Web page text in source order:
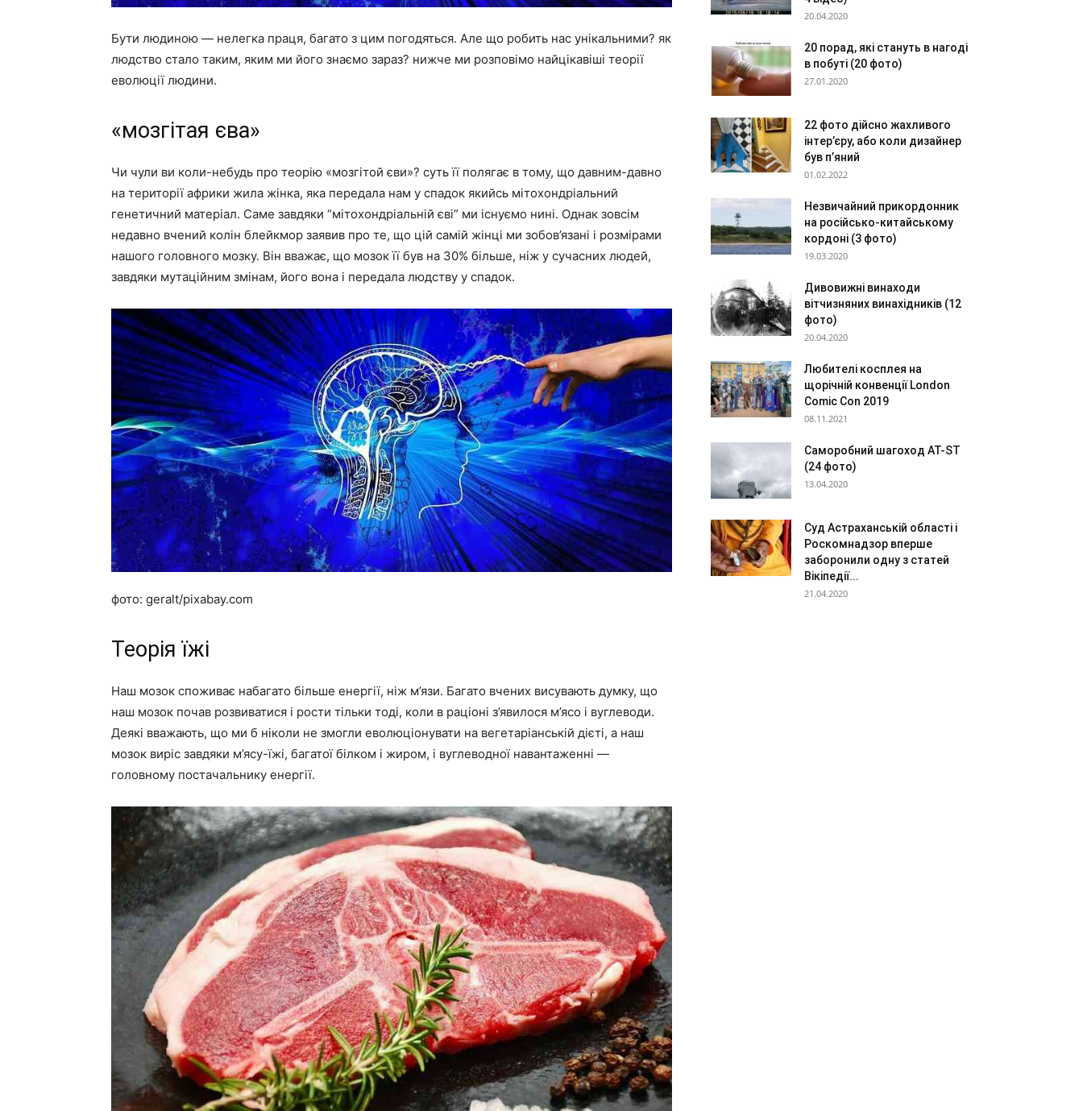
Бути людиною — нелегка праця, багато з цим погодяться. Але що робить нас унікальними? як
людство стало таким, яким ми його знаємо зараз? нижче ми розповімо найцікавіші теорії
еволюції людини.
«мозгітая єва»
Чи чули ви коли-небудь про теорію «мозгітой єви»? суть її полягає в тому, що давним-давно
на території африки жила жінка, яка передала нам у спадок якийсь мітохондріальний
генетичний матеріал. Саме завдяки “мітохондріальній єві” ми існуємо нині. Однак зовсім
недавно вчений колін блейкмор заявив про те, що цій самій жінці ми зобов’язані і розмірами
нашого головного мозку. Він вважає, що мозок її був на 30% більше, ніж у сучасних людей,
завдяки мутаційним змінам, його вона і передала людству у спадок.
фото: geralt/pixabay.com
Теорія їжі
Наш мозок споживає набагато більше енергії, ніж м’язи. Багато вчених висувають думку, що
наш мозок почав розвиватися і рости тільки тоді, коли в раціоні з’явилося м’ясо і вуглеводи.
Деякі вважають, що ми б ніколи не змогли еволюціонувати на вегетаріанській дієті, а наш
мозок виріс завдяки м’ясу-їжі, багатої білком і жиром, і вуглеводної навантаженні —
головному постачальнику енергії.
20.04.2020
20 порад, які стануть в нагоді
в побуті (20 фото)
27.01.2020
22 фото дійсно жахливого
інтер’єру, або коли дизайнер
був п’яний
01.02.2022
Незвичайний прикордонник
на російсько-китайському
кордоні (3 фото)
19.03.2020
Дивовижні винаходи
вітчизняних винахідників (12
фото)
20.04.2020
Любителі косплея на
щорічній конвенції London
Comic Con 2019
08.11.2021
Саморобний шагоход AT-ST
(24 фото)
13.04.2020
Суд Астраханській області і
Роскомнадзор вперше
заборонили одну з статей
Вікіпедії...
21.04.2020